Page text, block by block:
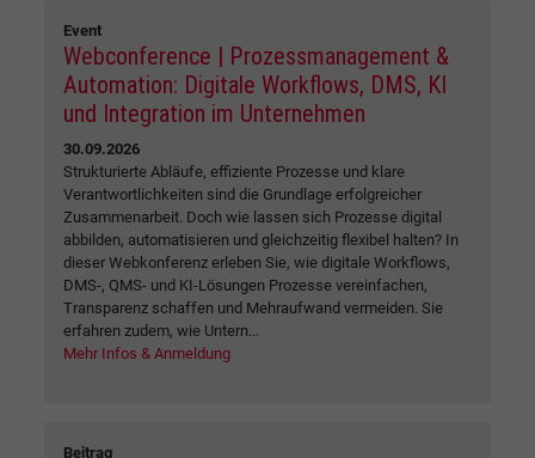
Event
Webconference | Prozessmanagement &
Automation: Digitale Workflows, DMS, KI
und Integration im Unternehmen
30.09.2026
Strukturierte Abläufe, effiziente Prozesse und klare
Verantwortlichkeiten sind die Grundlage erfolgreicher
Zusammenarbeit. Doch wie lassen sich Prozesse digital
abbilden, automatisieren und gleichzeitig flexibel halten? In
dieser Webkonferenz erleben Sie, wie digitale Workflows,
DMS-, QMS- und KI-Lösungen Prozesse vereinfachen,
Transparenz schaffen und Mehraufwand vermeiden. Sie
erfahren zudem, wie Untern...
Mehr Infos & Anmeldung
Beitrag